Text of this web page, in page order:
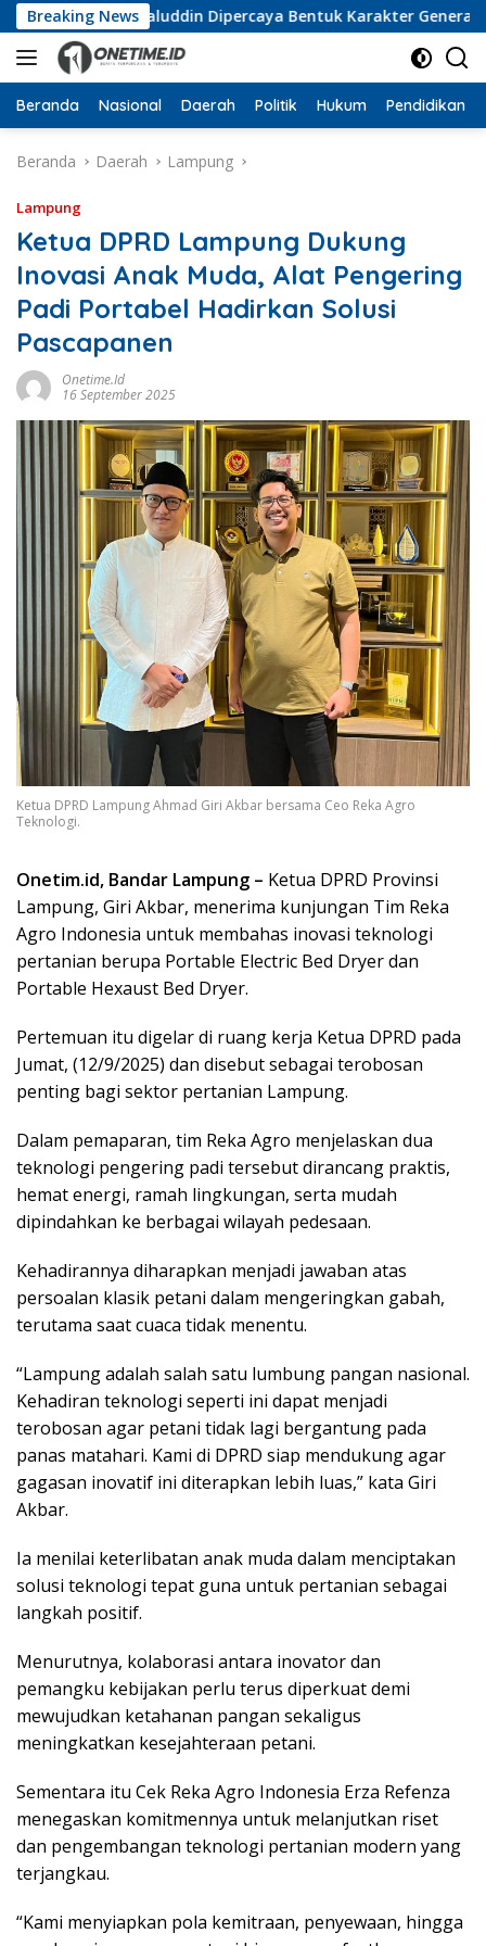
Langsung
ke
konten
Breaking News
Wan Jamaluddin Dipercaya Bentuk Karakter Generasi Muda
Beranda Nasional Daerah Politik Hukum Pendidikan
Beranda Daerah Lampung
Lampung
Ketua DPRD Lampung Dukung
Inovasi Anak Muda, Alat Pengering
Padi Portabel Hadirkan Solusi
Pascapanen
Onetime.id
16 September 2025
Ketua DPRD Lampung Ahmad Giri Akbar bersama Ceo Reka Agro
Teknologi.
Onetim.id, Bandar Lampung – Ketua DPRD Provinsi
Lampung, Giri Akbar, menerima kunjungan Tim Reka
Agro Indonesia untuk membahas inovasi teknologi
pertanian berupa Portable Electric Bed Dryer dan
Portable Hexaust Bed Dryer.
Pertemuan itu digelar di ruang kerja Ketua DPRD pada
Jumat, (12/9/2025) dan disebut sebagai terobosan
penting bagi sektor pertanian Lampung.
Dalam pemaparan, tim Reka Agro menjelaskan dua
teknologi pengering padi tersebut dirancang praktis,
hemat energi, ramah lingkungan, serta mudah
dipindahkan ke berbagai wilayah pedesaan.
Kehadirannya diharapkan menjadi jawaban atas
persoalan klasik petani dalam mengeringkan gabah,
terutama saat cuaca tidak menentu.
“Lampung adalah salah satu lumbung pangan nasional.
Kehadiran teknologi seperti ini dapat menjadi
terobosan agar petani tidak lagi bergantung pada
panas matahari. Kami di DPRD siap mendukung agar
gagasan inovatif ini diterapkan lebih luas,” kata Giri
Akbar.
Ia menilai keterlibatan anak muda dalam menciptakan
solusi teknologi tepat guna untuk pertanian sebagai
langkah positif.
Menurutnya, kolaborasi antara inovator dan
pemangku kebijakan perlu terus diperkuat demi
mewujudkan ketahanan pangan sekaligus
meningkatkan kesejahteraan petani.
Sementara itu Cek Reka Agro Indonesia Erza Refenza
menegaskan komitmennya untuk melanjutkan riset
dan pengembangan teknologi pertanian modern yang
terjangkau.
“Kami menyiapkan pola kemitraan, penyewaan, hingga